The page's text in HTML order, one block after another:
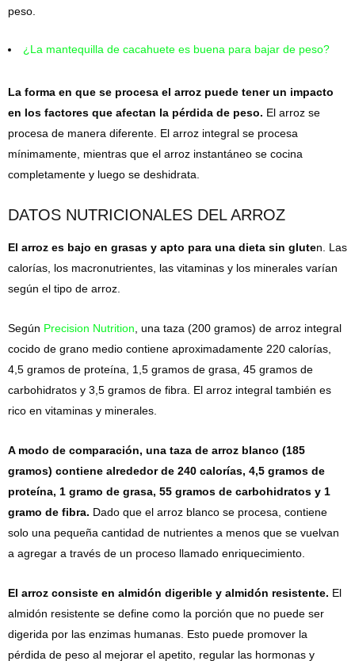
peso.
¿La mantequilla de cacahuete es buena para bajar de peso?
La forma en que se procesa el arroz puede tener un impacto
en los factores que afectan la pérdida de peso. El arroz se
procesa de manera diferente. El arroz integral se procesa
mínimamente, mientras que el arroz instantáneo se cocina
completamente y luego se deshidrata.
DATOS NUTRICIONALES DEL ARROZ
El arroz es bajo en grasas y apto para una dieta sin gluten. Las
calorías, los macronutrientes, las vitaminas y los minerales varían
según el tipo de arroz.
Según Precision Nutrition, una taza (200 gramos) de arroz integral
cocido de grano medio contiene aproximadamente 220 calorías,
4,5 gramos de proteína, 1,5 gramos de grasa, 45 gramos de
carbohidratos y 3,5 gramos de fibra. El arroz integral también es
rico en vitaminas y minerales.
A modo de comparación, una taza de arroz blanco (185
gramos) contiene alrededor de 240 calorías, 4,5 gramos de
proteína, 1 gramo de grasa, 55 gramos de carbohidratos y 1
gramo de fibra. Dado que el arroz blanco se procesa, contiene
solo una pequeña cantidad de nutrientes a menos que se vuelvan
a agregar a través de un proceso llamado enriquecimiento.
El arroz consiste en almidón digerible y almidón resistente. El
almidón resistente se define como la porción que no puede ser
digerida por las enzimas humanas. Esto puede promover la
pérdida de peso al mejorar el apetito, regular las hormonas y